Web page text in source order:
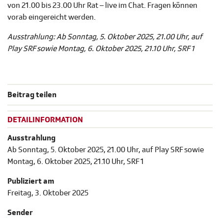
von 21.00 bis 23.00 Uhr Rat – live im Chat. Fragen können
vorab eingereicht werden.
Ausstrahlung: Ab Sonntag, 5. Oktober 2025, 21.00 Uhr, auf
Play SRF sowie Montag, 6. Oktober 2025, 21.10 Uhr, SRF 1
Beitrag teilen
DETAILINFORMATION
Ausstrahlung
Ab Sonntag, 5. Oktober 2025, 21.00 Uhr, auf Play SRF sowie
Montag, 6. Oktober 2025, 21.10 Uhr, SRF 1
Publiziert am
Freitag, 3. Oktober 2025
Sender